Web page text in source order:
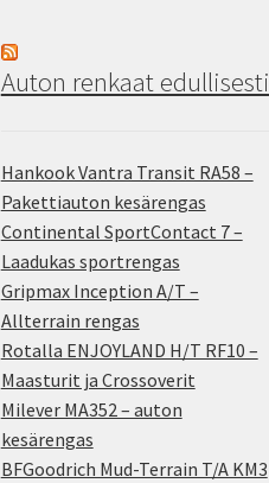
Auton renkaat edullisesti
Hankook Vantra Transit RA58 –
Pakettiauton kesärengas
Continental SportContact 7 –
Laadukas sportrengas
Gripmax Inception A/T –
Allterrain rengas
Rotalla ENJOYLAND H/T RF10 –
Maasturit ja Crossoverit
Milever MA352 – auton
kesärengas
BFGoodrich Mud-Terrain T/A KM3